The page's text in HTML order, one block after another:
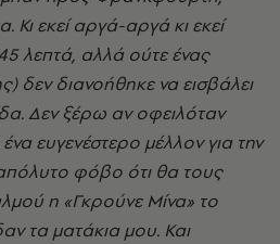
εκεί αργά-αργά κι εκεί
λεπτά, αλλά ούτε ένας
δεν διανοήθηκε να εισβάλει
Δεν ξέρω αν οφειλόταν
ευγενέστερο μέλλον για την
φόβο ότι θα τους
η «Γκρούνε Μίνα» το
τα ματάκια μου. Και